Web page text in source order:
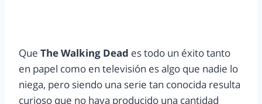
Que The Walking Dead es todo un éxito tanto
en papel como en televisión es algo que nadie lo
niega, pero siendo una serie tan conocida resulta
curioso que no haya producido una cantidad